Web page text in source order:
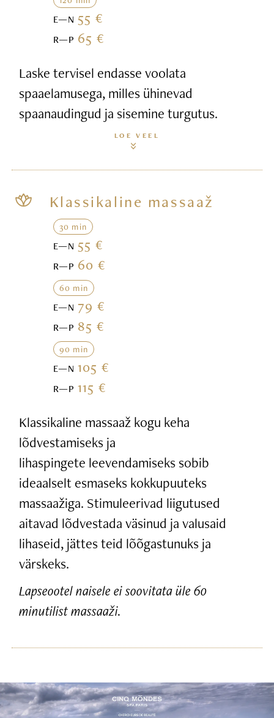
E—N 55 €
R—P 65 €
Laske tervisel endasse voolata
spaaelamusega, milles ühinevad
spaanaudingud ja sisemine turgutus.
LOE VEEL
Klassikaline massaaž
30 min
E—N 55 €
R—P 60 €
60 min
E—N 79 €
R—P 85 €
90 min
E—N105 €
R—P115 €
Klassikaline massaaž kogu keha
lõdvestamiseks ja
lihaspingete leevendamiseks sobib
ideaalselt esmaseks kokkupuuteks
massaažiga. Stimuleerivad liigutused
aitavad lõdvestada väsinud ja valusaid
lihaseid, jättes teid lõõgastunuks ja
värskeks.
Lapseootel naisele ei soovitata üle 60
minutilist massaaži.